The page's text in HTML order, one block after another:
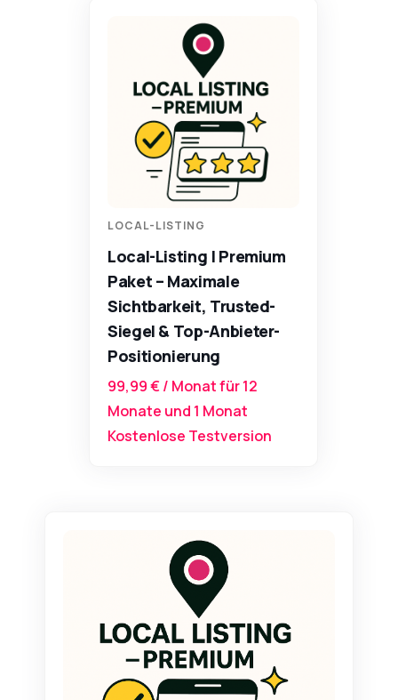
LOCAL-LISTING
Local-Listing | Premium
Paket – Maximale
Sichtbarkeit, Trusted-
Siegel & Top-Anbieter-
Positionierung
99,99€ / Monat für 12
Monate und 1 Monat
Kostenlose Testversion